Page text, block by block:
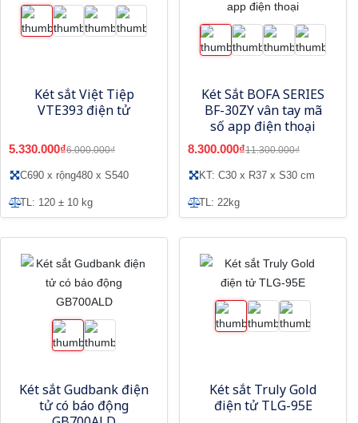
Két sắt Việt Tiệp
VTE393 điện tử
5.330.000₫6.000.000₫
C690 x rộng480 x S540
TL: 120 ± 10 kg
Két Sắt BOFA SERIES
BF-30ZY vân tay mã
số app điện thoại
8.300.000₫11.300.000₫
KT: C30 x R37 x S30 cm
TL: 22kg
Két sắt Gudbank điện
tử có báo động
Két sắt Truly Gold
điện tử TLG-95E